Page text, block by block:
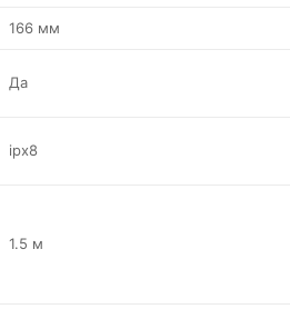
166 мм
Да
ipx8
1.5 м